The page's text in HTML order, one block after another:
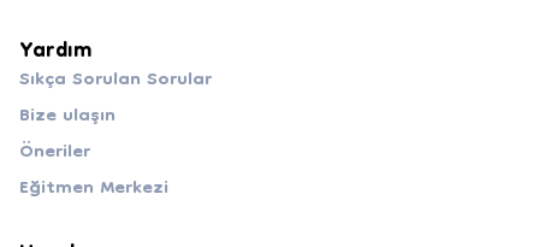
Yardım
Sıkça Sorulan Sorular
Bize ulaşın
Öneriler
Eğitmen Merkezi